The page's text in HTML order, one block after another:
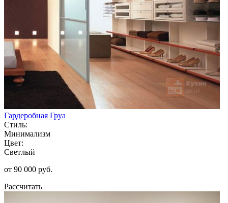
Гардеробная Груа
Стиль:
Минимализм
Цвет:
Светлый
от 90 000 руб.
Рассчитать